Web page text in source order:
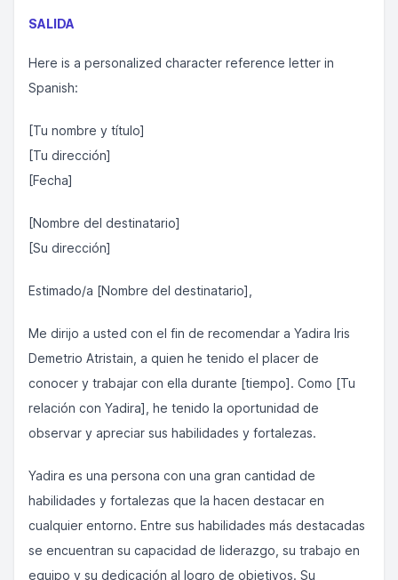
SALIDA
Here is a personalized character reference letter in
Spanish:
[Tu nombre y título]
[Tu dirección]
[Fecha]
[Nombre del destinatario]
[Su dirección]
Estimado/a [Nombre del destinatario],
Me dirijo a usted con el fin de recomendar a Yadira Iris
Demetrio Atristain, a quien he tenido el placer de
conocer y trabajar con ella durante [tiempo]. Como [Tu
relación con Yadira], he tenido la oportunidad de
observar y apreciar sus habilidades y fortalezas.
Yadira es una persona con una gran cantidad de
habilidades y fortalezas que la hacen destacar en
cualquier entorno. Entre sus habilidades más destacadas
se encuentran su capacidad de liderazgo, su trabajo en
equipo y su dedicación al logro de objetivos. Su